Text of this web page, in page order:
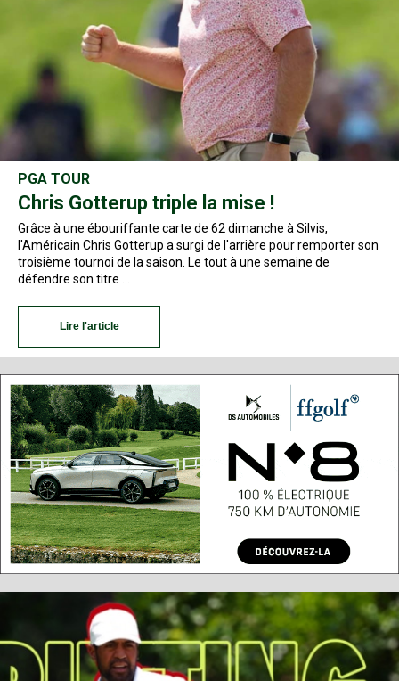
PGA TOUR
Chris Gotterup triple la mise !
Grâce à une ébouriffante carte de 62 dimanche à Silvis,
l'Américain Chris Gotterup a surgi de l'arrière pour remporter son
troisième tournoi de la saison. Le tout à une semaine de
défendre son titre …
Lire l'article